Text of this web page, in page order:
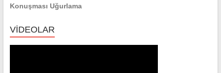
Konuşması Uğurlama
VİDEOLAR